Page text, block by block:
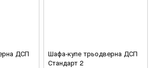
ДСП
Шафа-купе трьодверна ДСП
Стандарт 2